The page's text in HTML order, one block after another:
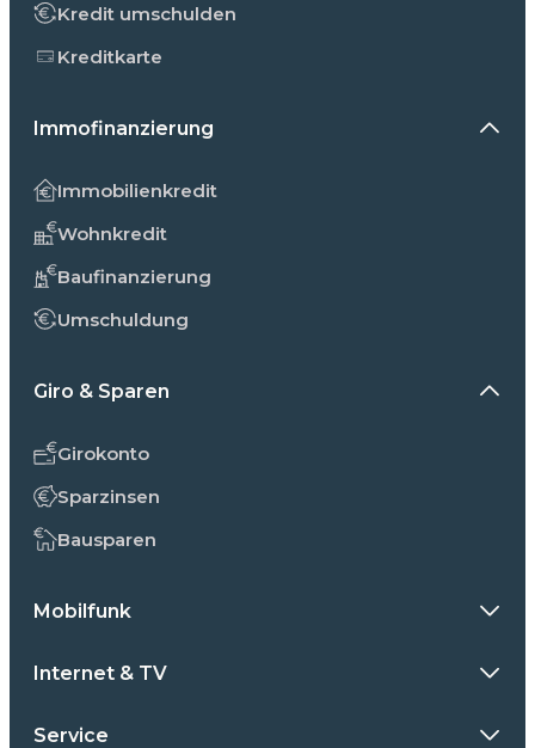
Kredit umschulden
Kreditkarte
Immofinanzierung
Immobilienkredit
Wohnkredit
Baufinanzierung
Umschuldung
Giro & Sparen
Girokonto
Sparzinsen
Bausparen
Mobilfunk
Internet & TV
Service